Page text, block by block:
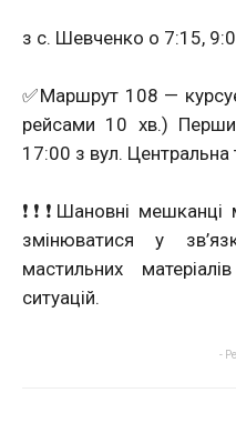
з с. Шевченко о 7:15,
✅Маршрут 108 —
рейсами 10 хв.)
17:00 з вул. Центральна
❗❗❗Шановні
змінюватися у
мастильних
ситуацій.
-